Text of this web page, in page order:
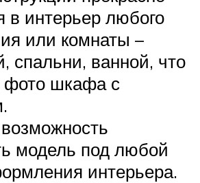
в интерьер любого
или комнаты –
спальни, ванной, что
фото шкафа с
модель под любой
интерьера.